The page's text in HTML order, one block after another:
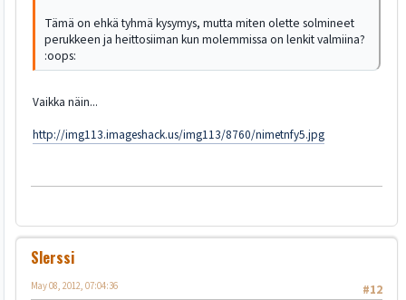
Tämä on ehkä tyhmä kysymys, mutta miten olette solmineet
perukkeen ja heittosiiman kun molemmissa on lenkit valmiina?
:oops:
Vaikka näin...
http://img113.imageshack.us/img113/8760/nimetnfy5.jpg
Slerssi
#12
May 08, 2012, 07:04:36